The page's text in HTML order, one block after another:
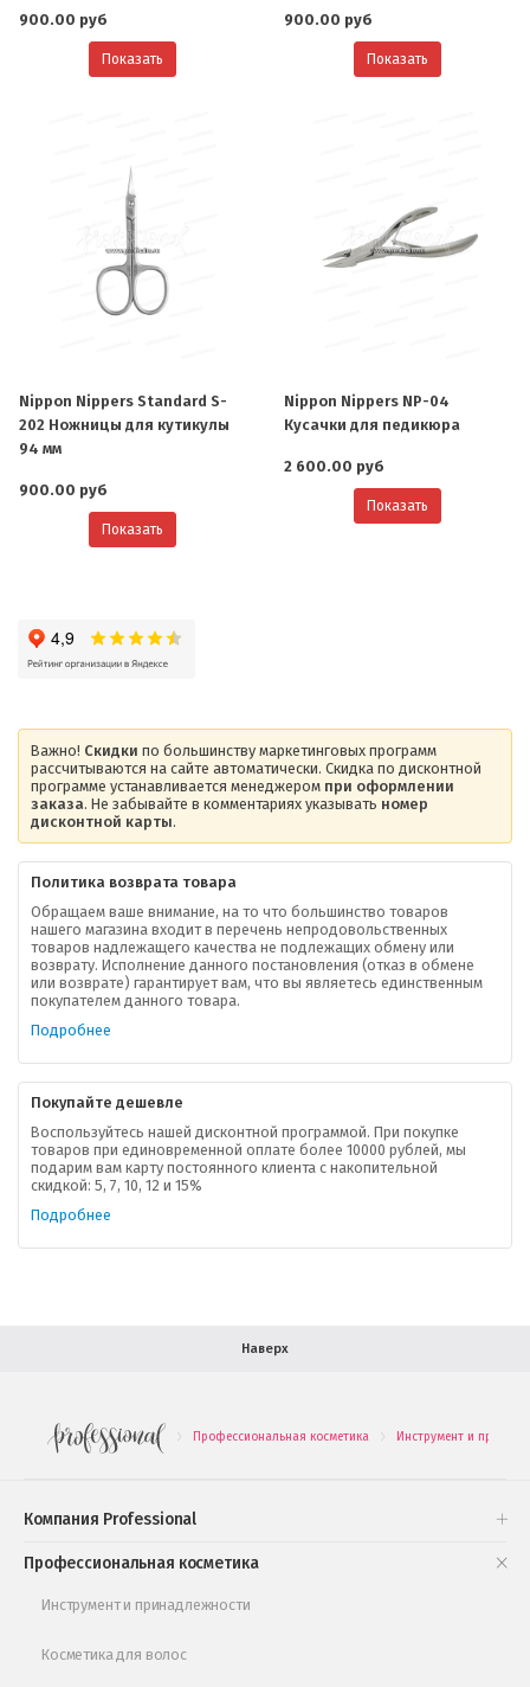
900.00 руб
Показать
900.00 руб
Показать
Nippon Nippers Standard S-
202 Ножницы для кутикулы
94 мм
900.00 руб
Показать
Nippon Nippers NP-04
Кусачки для педикюра
2 600.00 руб
Показать
Важно! Скидки по большинству маркетинговых программ
рассчитываются на сайте автоматически. Скидка по дисконтной
программе устанавливается менеджером при оформлении
заказа. Не забывайте в комментариях указывать номер
дисконтной карты.
Политика возврата товара
Обращаем ваше внимание, на то что большинство товаров
нашего магазина входит в перечень непродовольственных
товаров надлежащего качества не подлежащих обмену или
возврату. Исполнение данного постановления (отказ в обмене
или возврате) гарантирует вам, что вы являетесь единственным
покупателем данного товара.
Подробнее
Покупайте дешевле
Воспользуйтесь нашей дисконтной программой. При покупке
товаров при единовременной оплате более 10000 рублей, мы
подарим вам карту постоянного клиента с накопительной
скидкой: 5, 7, 10, 12 и 15%
Подробнее
Наверх
. Профессиональная косметика . Инструмент и
Компания Professional
О компании
Ваша скидка
Контактная информация
В помощь покупателю
Форма обратной связи
Профессиональная косметика
Инструмент и принадлежности
Косметика для волос
Подарочные наборы
Обучающее видео